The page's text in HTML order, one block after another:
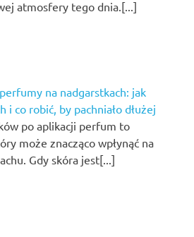
atmosfery tego dnia.[...]
na nadgarstkach: jak
i co robić, by pachniało dłużej
po aplikacji perfum to
może znacząco wpłynąć na
Gdy skóra jest[...]